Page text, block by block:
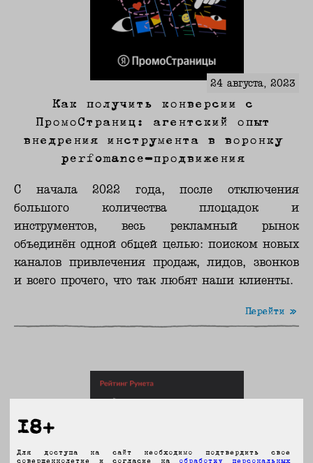
24 августа, 2023
Как получить конверсии с
ПромоСтраниц: агентский опыт
внедрения инструмента в воронку
perfomance-продвижения
С начала 2022 года, после отключения
большого количества площадок и
инструментов, весь рекламный рынок
объединён одной общей целью: поиском новых
каналов привлечения продаж, лидов, звонков
и всего прочего, что так любят наши клиенты.
Перейти »
18+
Для доступа на сайт необходимо подтвердить свое
совершеннолетие и согласие на обработку персональных